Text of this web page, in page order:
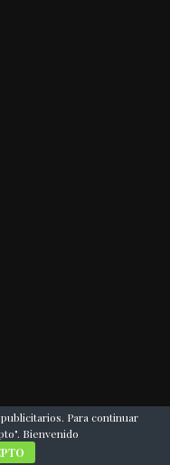
Para continuar
Bienvenido